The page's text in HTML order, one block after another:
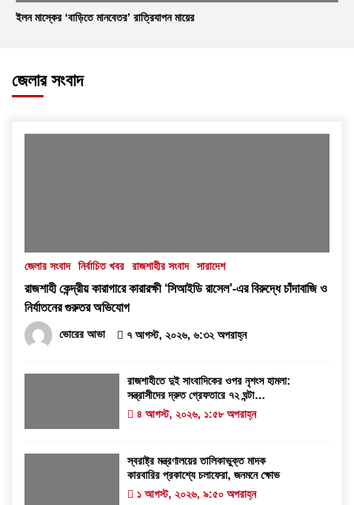
ইলন মাস্কের ‘বাড়িতে মানবেতর’ রাত্রিযাপন মায়ের
জেলার সংবাদ
জেলার সংবাদ নির্বাচিত খবর রাজশাহীর সংবাদ সারাদেশ
রাজশাহী কেন্দ্রীয় কারাগারে কারারক্ষী ‘সিআইডি রাসেল’-এর বিরুদ্ধে চাঁদাবাজি ও
নির্যাতনের গুরুতর অভিযোগ
ভোরের আভা ৭ আগস্ট, ২০২৬, ৬:৩২ অপরাহ্ন
রাজশাহীতে দুই সাংবাদিকের ওপর নৃশংস হামলা:
সন্ত্রাসীদের দ্রুত গ্রেফতারে ৭২ ঘন্টা
আলটিমেটাম
৪ আগস্ট, ২০২৬, ১:৫৮ অপরাহ্ন
স্বরাষ্ট্র মন্ত্রণালয়ের তালিকাভুক্ত মাদক
কারবারির প্রকাশ্যে চলাফেরা, জনমনে ক্ষোভ
১ আগস্ট, ২০২৬, ৯:৫০ অপরাহ্ন